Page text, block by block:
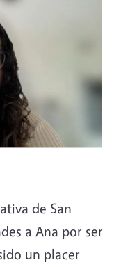
de San
a Ana por ser
un placer